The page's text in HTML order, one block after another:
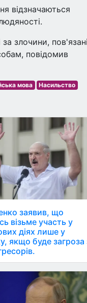
відзначаються
злочини,
повідомив
мова Насильство
заявив, що
візьме участь у
діях лише у
якщо буде загроза